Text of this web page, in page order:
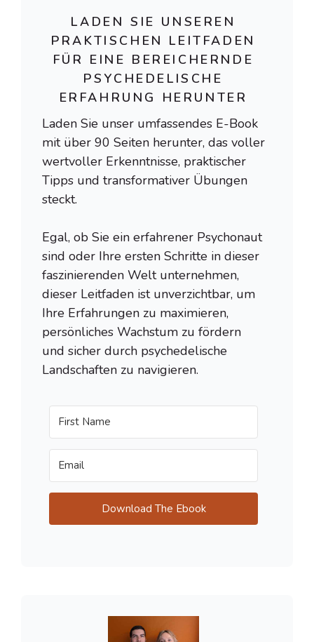
LADEN SIE UNSEREN
PRAKTISCHEN LEITFADEN
FÜR EINE BEREICHERNDE
PSYCHEDELISCHE
ERFAHRUNG HERUNTER
Laden Sie unser umfassendes E-Book
mit über 90 Seiten herunter, das voller
wertvoller Erkenntnisse, praktischer
Tipps und transformativer Übungen
steckt.
Egal, ob Sie ein erfahrener Psychonaut
sind oder Ihre ersten Schritte in dieser
faszinierenden Welt unternehmen,
dieser Leitfaden ist unverzichtbar, um
Ihre Erfahrungen zu maximieren,
persönliches Wachstum zu fördern
und sicher durch psychedelische
Landschaften zu navigieren.
Download The Ebook